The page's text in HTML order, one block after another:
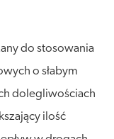
do stosowania
o słabym
dolegliwościach
ilość